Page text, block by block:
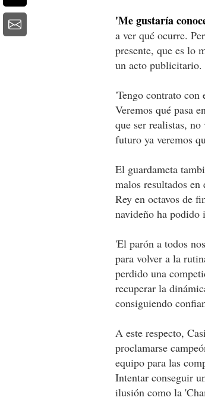
'Me gustaría
a ver qué ocurre.
presente, que es lo
un acto publicitario.
'Tengo contrato con
Veremos qué pasa
que ser realistas,
futuro ya veremos
El guardameta
malos resultados
Rey en octavos de
navideño ha podido
'El parón a todos
para volver a la
perdido una
recuperar la
consiguiendo
A este respecto,
proclamarse
equipo para las
Intentar conseguir
ilusión como la